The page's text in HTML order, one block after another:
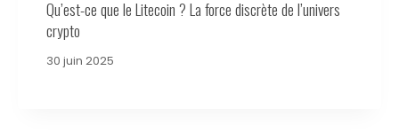
Qu’est-ce que le Litecoin ? La force discrète de l’univers
crypto
30 juin 2025